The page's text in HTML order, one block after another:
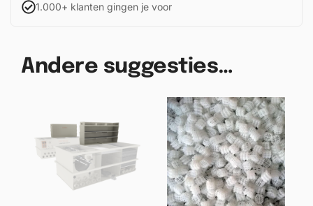
1.000+ klanten gingen je voor
Andere suggesties…